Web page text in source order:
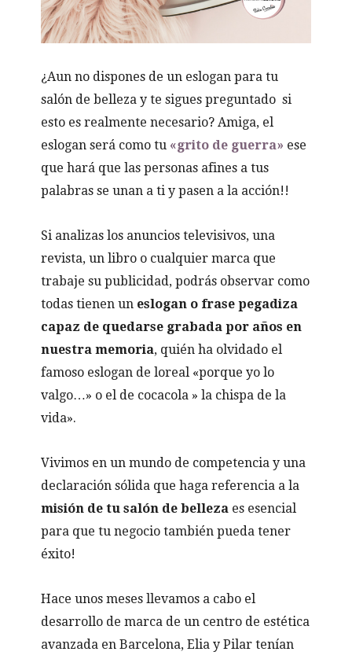
¿Aun no dispones de un eslogan para tu
salón de belleza y te sigues preguntado si
esto es realmente necesario? Amiga, el
eslogan será como tu «grito de guerra» ese
que hará que las personas afines a tus
palabras se unan a ti y pasen a la acción!!
Si analizas los anuncios televisivos, una
revista, un libro o cualquier marca que
trabaje su publicidad, podrás observar como
todas tienen un eslogan o frase pegadiza
capaz de quedarse grabada por años en
nuestra memoria, quién ha olvidado el
famoso eslogan de loreal «porque yo lo
valgo…» o el de cocacola » la chispa de la
vida».
Vivimos en un mundo de competencia y una
declaración sólida que haga referencia a la
misión de tu salón de belleza es esencial
para que tu negocio también pueda tener
éxito!
Hace unos meses llevamos a cabo el
desarrollo de marca de un centro de estética
avanzada en Barcelona, Elia y Pilar tenían